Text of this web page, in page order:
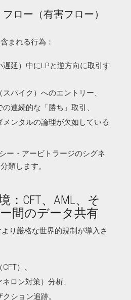
ロー（有害フロー）
まれる行為：
延）中にLPと逆方向に取引す
パイク）へのエントリー、
連続的な「勝ち」取引、
メンタルの論理が欠如している
ー・アービトラージのシグネ
類します。
：CFT、AML、そ
間のデータ共有
り厳格な世界的規制が導入さ
）、
ロン対策）分析、
ション追跡。